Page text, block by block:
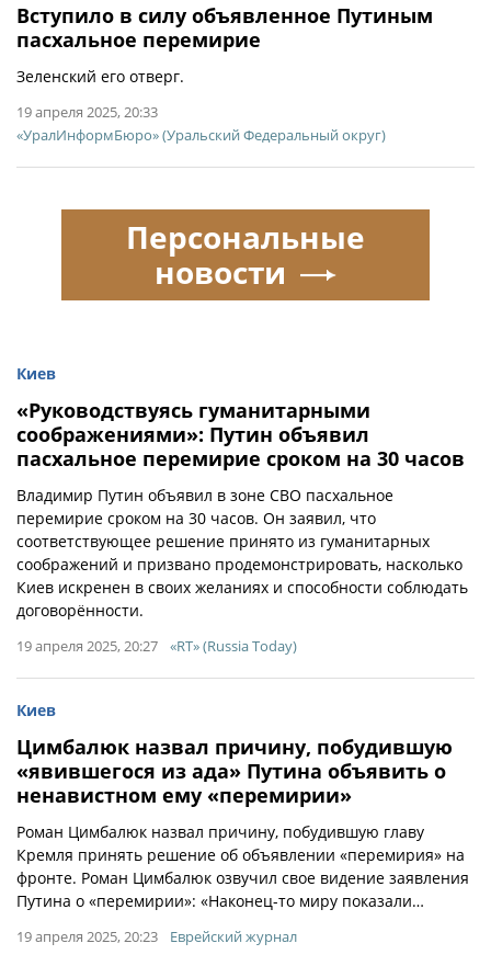
Вступило в силу объявленное Путиным
пасхальное перемирие
Зеленский его отверг.
19 апреля 2025, 20:33
«УралИнформБюро» (Уральский Федеральный округ)
Киев
«Руководствуясь гуманитарными
соображениями»: Путин объявил
пасхальное перемирие сроком на 30 часов
Владимир Путин объявил в зоне СВО пасхальное
перемирие сроком на 30 часов. Он заявил, что
соответствующее решение принято из гуманитарных
соображений и призвано продемонстрировать, насколько
Киев искренен в своих желаниях и способности соблюдать
договорённости.
19 апреля 2025, 20:27 «RT» (Russia Today)
Киев
Цимбалюк назвал причину, побудившую
«явившегося из ада» Путина объявить о
ненавистном ему «перемирии»
Роман Цимбалюк назвал причину, побудившую главу
Кремля принять решение об объявлении «перемирия» на
фронте. Роман Цимбалюк озвучил свое видение заявления
Путина о «перемирии»: «Наконец-то миру показали…
19 апреля 2025, 20:23 Еврейский журнал
Персональные
новости